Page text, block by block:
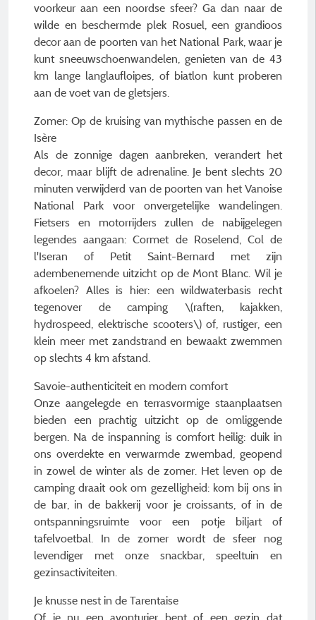
voorkeur aan een noordse sfeer? Ga dan naar de
wilde en beschermde plek Rosuel, een grandioos
decor aan de poorten van het National Park, waar je
kunt sneeuwschoenwandelen, genieten van de 43
km lange langlaufloipes, of biatlon kunt proberen
aan de voet van de gletsjers.
Zomer: Op de kruising van mythische passen en de
Isère
Als de zonnige dagen aanbreken, verandert het
decor, maar blijft de adrenaline. Je bent slechts 20
minuten verwijderd van de poorten van het Vanoise
National Park voor onvergetelijke wandelingen.
Fietsers en motorrijders zullen de nabijgelegen
legendes aangaan: Cormet de Roselend, Col de
l'Iseran of Petit Saint-Bernard met zijn
adembenemende uitzicht op de Mont Blanc. Wil je
afkoelen? Alles is hier: een wildwaterbasis recht
tegenover de camping \(raften, kajakken,
hydrospeed, elektrische scooters\) of, rustiger, een
klein meer met zandstrand en bewaakt zwemmen
op slechts 4 km afstand.
Savoie-authenticiteit en modern comfort
Onze aangelegde en terrasvormige staanplaatsen
bieden een prachtig uitzicht op de omliggende
bergen. Na de inspanning is comfort heilig: duik in
ons overdekte en verwarmde zwembad, geopend
in zowel de winter als de zomer. Het leven op de
camping draait ook om gezelligheid: kom bij ons in
de bar, in de bakkerij voor je croissants, of in de
ontspanningsruimte voor een potje biljart of
tafelvoetbal. In de zomer wordt de sfeer nog
levendiger met onze snackbar, speeltuin en
gezinsactiviteiten.
Je knusse nest in de Tarentaise
Of je nu een avonturier bent of een gezin dat